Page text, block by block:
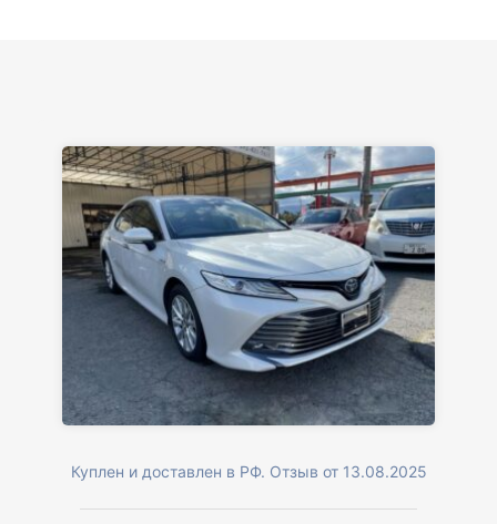
Куплен и доставлен в РФ. Отзыв от 13.08.2025